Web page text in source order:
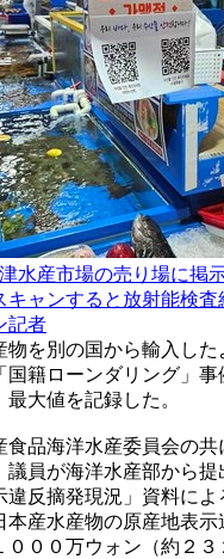
水産市場の売り場に掲
キャンすると放射能検査
記者
物を別の国から輸入した
国籍ローンダリング」
大値を記録した。
食品海洋水産委員会の
議員が海洋水産部から
違反摘発現況」資料によ
本産水産物の原産地表
０００万ウォン（約２